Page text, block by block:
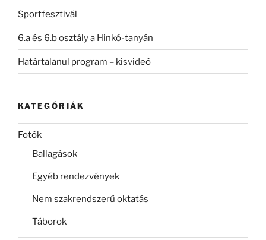
Sportfesztivál
6.a és 6.b osztály a Hinkó-tanyán
Határtalanul program – kisvideó
KATEGÓRIÁK
Fotók
Ballagások
Egyéb rendezvények
Nem szakrendszerű oktatás
Táborok